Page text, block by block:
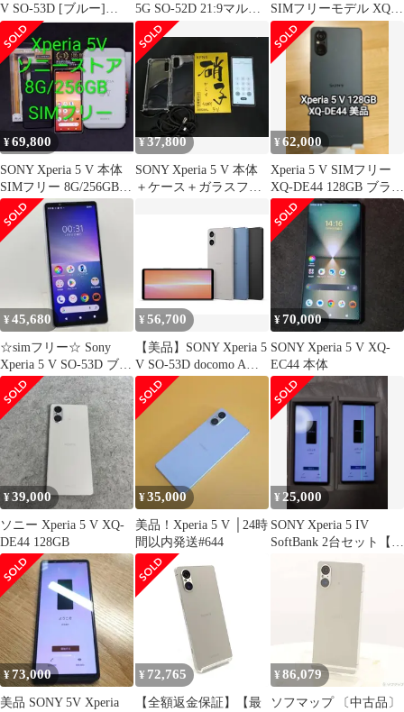
V SO-53D [ブルー]
docomo Bランク
5G SO-52D 21:9マルチ
ウィンドウ 大容量バッ
テリー ハイレゾ イヤホ
ンジャック 特典付
docomo版 SIMフリー
dx105wh-s45z5 クリー
ニング済み 動作確認済
み 保証付き
SIMフリーモデル XQ-
DE44 ブルー
¥69,800
SONY Xperia 5 V 本体
SIMフリー 8G/256GB
付属品多数
¥37,800
SONY Xperia 5 V 本体
＋ケース＋ガラスフィ
¥62,000
Xperia 5 V SIMフリー
XQ-DE44 128GB ブラッ
ク
¥45,680
☆simフリー☆ Sony
Xperia 5 V SO-53D ブル
ー
¥56,700
【美品】SONY Xperia 5
V SO-53D docomo Aラ
ンク
¥70,000
SONY Xperia 5 V XQ-
EC44 本体
¥39,000
ソニー Xperia 5 V XQ-
DE44 128GB
¥35,000
美品！Xperia 5 V │24時
間以内発送#644
¥ 25,000
SONY Xperia 5 IV
SoftBank 2台セット【美
品ジャンク】
¥73,000
美品 SONY 5V Xperia
¥ 72,765
【全額返金保証】【最
¥86,079
ソフマップ 〔中古品〕